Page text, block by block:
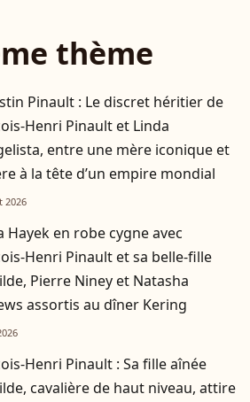
thème
Pinault : Le discret héritier de
Henri Pinault et Linda
entre une mère iconique et
à la tête d’un empire mondial
2026
Hayek en robe cygne avec
Henri Pinault et sa belle-fille
Pierre Niney et Natasha
assortis au dîner Kering
Henri Pinault : Sa fille aînée
cavalière de haut niveau, attire